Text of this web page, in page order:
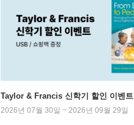
Taylor & Francis 신학기 할인 이벤트
2026년 07월 30일 ~ 2026년 09월 29일